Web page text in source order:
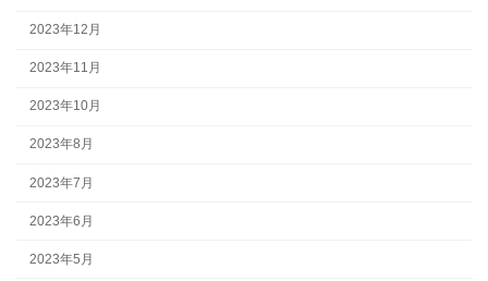
2023年12月
2023年11月
2023年10月
2023年8月
2023年7月
2023年6月
2023年5月